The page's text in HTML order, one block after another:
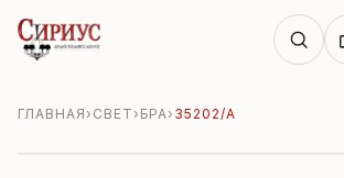
ГЛАВНАЯ› СВЕТ› БРА› 35202/A